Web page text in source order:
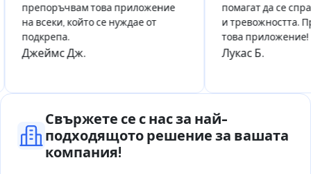
препоръчвам това приложение
на всеки, който се нуждае от
подкрепа.
Джеймс Дж.
помагат да се
и тревожността.
това приложение!
Лукас Б.
Свържете се с нас за най-
подходящото решение за вашата
компания!